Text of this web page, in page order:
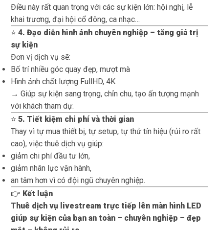
Điều này rất quan trọng với các sự kiện lớn: hội nghị, lễ
khai trương, đại hội cổ đông, ca nhạc…
⭐4. Đạo diễn hình ảnh chuyên nghiệp – tăng giá trị
sự kiện
Đơn vị dịch vụ sẽ:
Bố trí nhiều góc quay đẹp, mượt mà
Hình ảnh chất lượng FullHD, 4K
→ Giúp sự kiện sang trọng, chỉn chu, tạo ấn tượng mạnh
với khách tham dự.
⭐5. Tiết kiệm chi phí và thời gian
Thay vì tự mua thiết bị, tự setup, tự thử tín hiệu (rủi ro rất
cao), việc thuê dịch vụ giúp:
giảm chi phí đầu tư lớn,
giảm nhân lực vận hành,
an tâm hơn vì có đội ngũ chuyên nghiệp.
👉 Kết luận
Thuê dịch vụ livestream trực tiếp lên màn hình LED
giúp sự kiện của bạn an toàn – chuyên nghiệp – đẹp